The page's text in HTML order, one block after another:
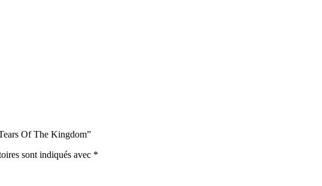
Of The Kingdom”
sont indiqués avec *